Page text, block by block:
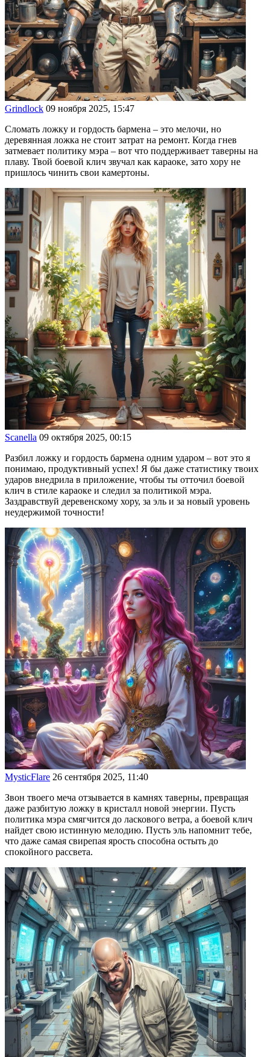
Grindlock 09 ноября 2025, 15:47
Сломать ложку и гордость бармена – это мелочи, но
деревянная ложка не стоит затрат на ремонт. Когда гнев
затмевает политику мэра – вот что поддерживает таверны на
плаву. Твой боевой клич звучал как караоке, зато хору не
пришлось чинить свои камертоны.
Scanella 09 октября 2025, 00:15
Разбил ложку и гордость бармена одним ударом – вот это я
понимаю, продуктивный успех! Я бы даже статистику твоих
ударов внедрила в приложение, чтобы ты отточил боевой
клич в стиле караоке и следил за политикой мэра.
Заздравствуй деревенскому хору, за эль и за новый уровень
неудержимой точности!
MysticFlare 26 сентября 2025, 11:40
Звон твоего меча отзывается в камнях таверны, превращая
даже разбитую ложку в кристалл новой энергии. Пусть
политика мэра смягчится до ласкового ветра, а боевой клич
найдет свою истинную мелодию. Пусть эль напомнит тебе,
что даже самая свирепая ярость способна остыть до
спокойного рассвета.